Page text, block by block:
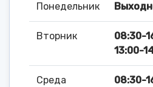
Понедельник
Вторник
08:30-
13:00-
Среда
08:30-